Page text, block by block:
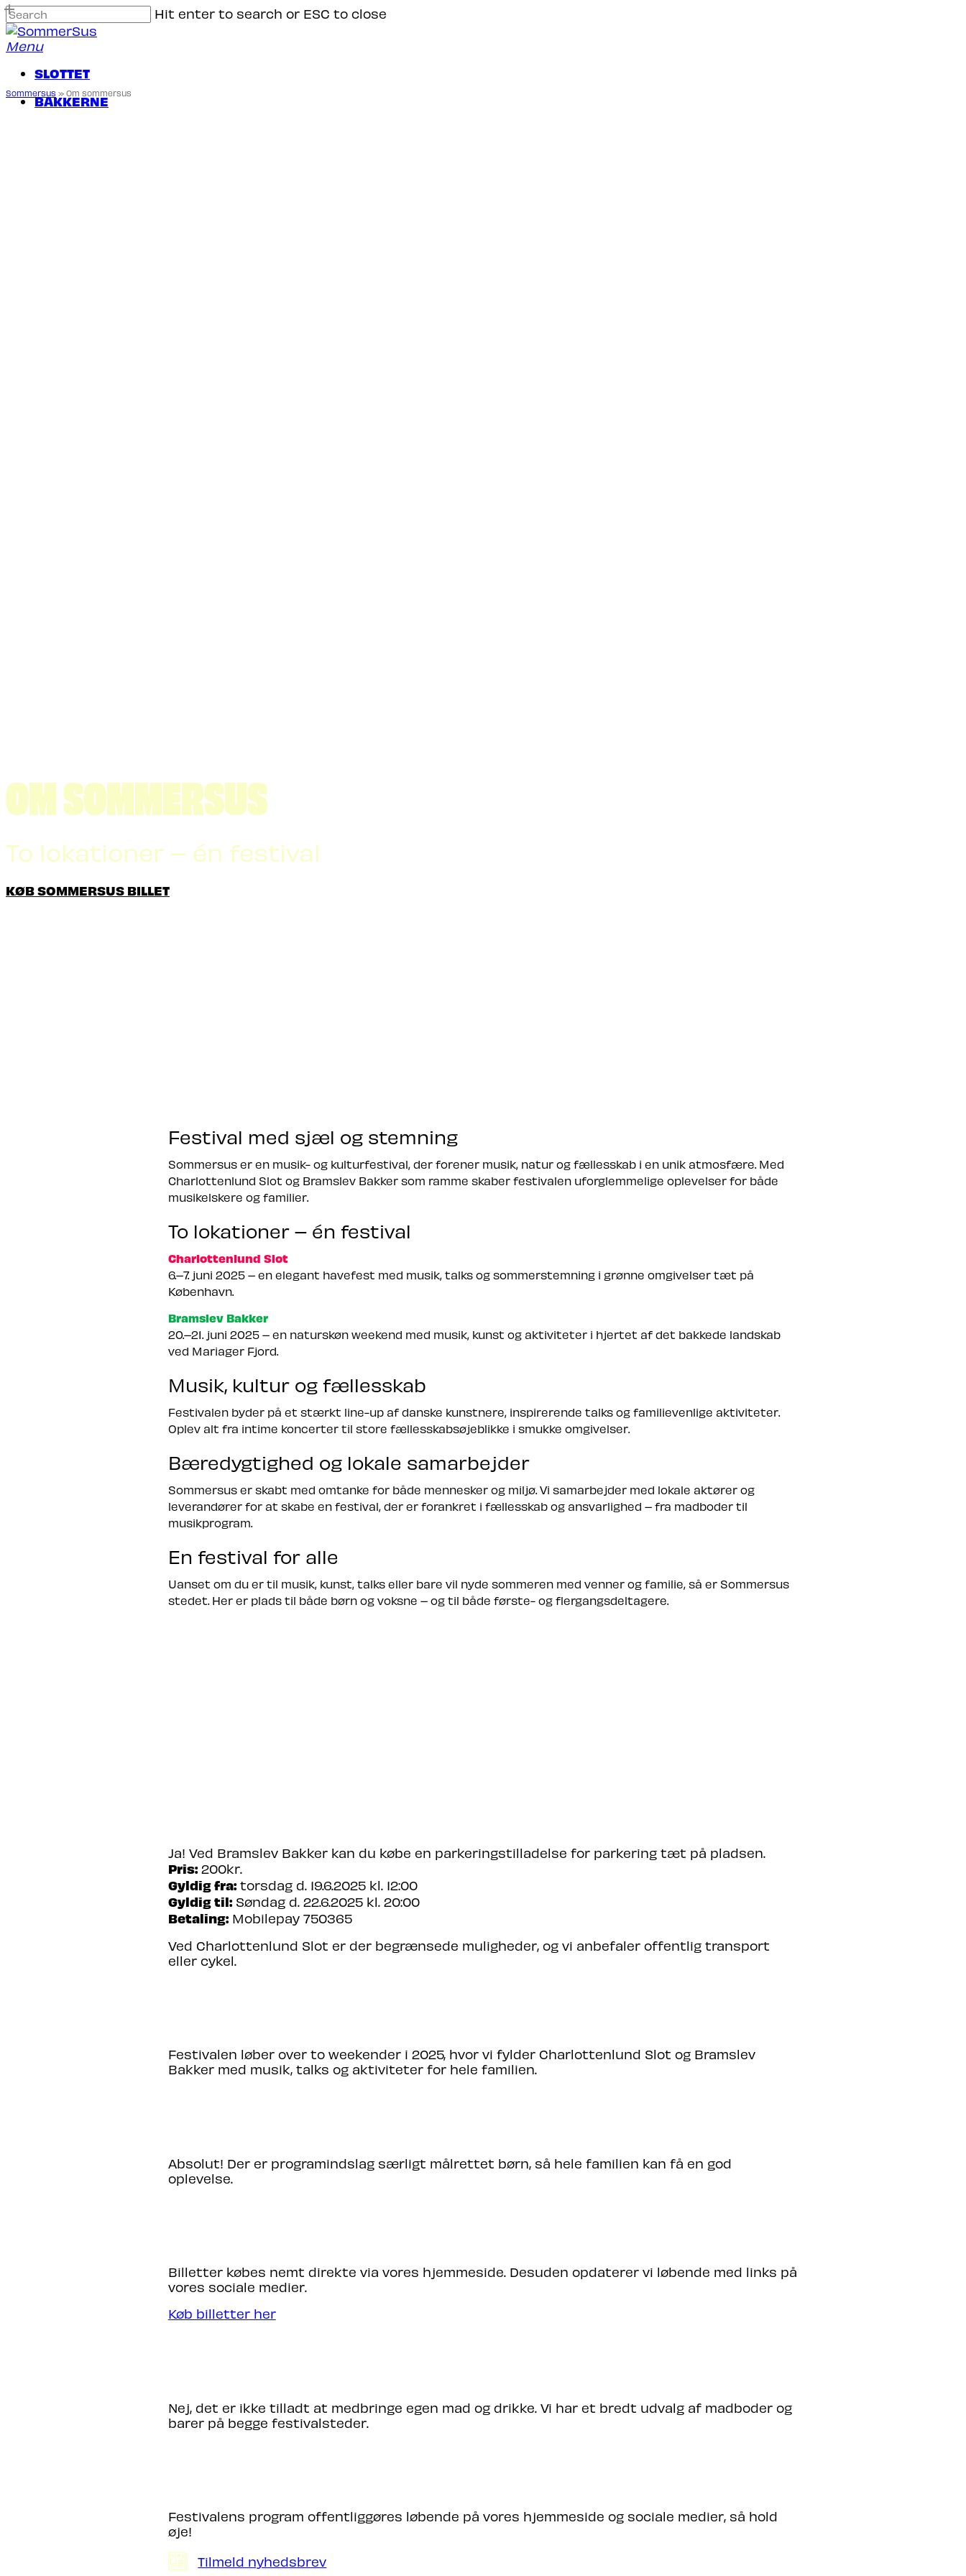
Skip
to
main
Hit enter to search or ESC to close
Close
Search
Menu
SLOTTET
BAKKERNE
Sommersus » Om sommersus
OM SOMMERSUS
To lokationer – én festival
KØB SOMMERSUS BILLET
Festival med sjæl og stemning
Sommersus er en musik- og kulturfestival, der forener musik, natur og fællesskab i en unik atmosfære. Med
Charlottenlund Slot og Bramslev Bakker som ramme skaber festivalen uforglemmelige oplevelser for både
musikelskere og familier.
To lokationer – én festival
Charlottenlund Slot
6.–7. juni 2025 – en elegant havefest med musik, talks og sommerstemning i grønne omgivelser tæt på
København.
Bramslev Bakker
20.–21. juni 2025 – en naturskøn weekend med musik, kunst og aktiviteter i hjertet af det bakkede landskab
ved Mariager Fjord.
Musik, kultur og fællesskab
Festivalen byder på et stærkt line-up af danske kunstnere, inspirerende talks og familievenlige aktiviteter.
Oplev alt fra intime koncerter til store fællesskabsøjeblikke i smukke omgivelser.
Bæredygtighed og lokale samarbejder
Sommersus er skabt med omtanke for både mennesker og miljø. Vi samarbejder med lokale aktører og
leverandører for at skabe en festival, der er forankret i fællesskab og ansvarlighed – fra madboder til
musikprogram.
En festival for alle
Uanset om du er til musik, kunst, talks eller bare vil nyde sommeren med venner og familie, så er Sommersus
stedet. Her er plads til både børn og voksne – og til både første- og flergangsdeltagere.
Ja! Ved Bramslev Bakker kan du købe en parkeringstilladelse for parkering tæt på pladsen.
Pris:200kr.
Gyldig fra:torsdag d. 19.6.2025 kl. 12:00
Gyldig til:Søndag d. 22.6.2025 kl. 20:00
Betaling:Mobilepay 750365
Ved Charlottenlund Slot er der begrænsede muligheder, og vi anbefaler offentlig transport
eller cykel.
Festivalen løber over to weekender i 2025, hvor vi fylder Charlottenlund Slot og Bramslev
Bakker med musik, talks og aktiviteter for hele familien.
Absolut! Der er programindslag særligt målrettet børn, så hele familien kan få en god
oplevelse.
Billetter købes nemt direkte via vores hjemmeside. Desuden opdaterer vi løbende med links på
vores sociale medier.
Køb billetter her
Nej, det er ikke tilladt at medbringe egen mad og drikke. Vi har et bredt udvalg af madboder og
barer på begge festivalsteder.
Festivalens program offentliggøres løbende på vores hjemmeside og sociale medier, så hold
øje!
Tilmeld nyhedsbrev